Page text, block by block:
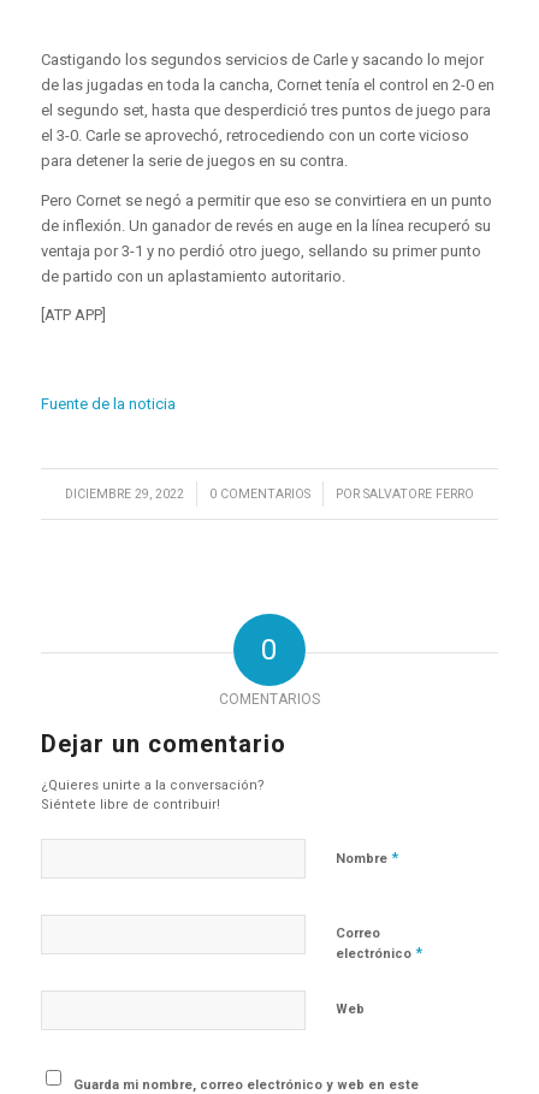
Castigando los segundos servicios de Carle y sacando lo mejor
de las jugadas en toda la cancha, Cornet tenía el control en 2-0 en
el segundo set, hasta que desperdició tres puntos de juego para
el 3-0. Carle se aprovechó, retrocediendo con un corte vicioso
para detener la serie de juegos en su contra.
Pero Cornet se negó a permitir que eso se convirtiera en un punto
de inflexión. Un ganador de revés en auge en la línea recuperó su
ventaja por 3-1 y no perdió otro juego, sellando su primer punto
de partido con un aplastamiento autoritario.
[ATP APP]
Fuente de la noticia
DICIEMBRE 29, 2022
/ 0 COMENTARIOS
/ POR SALVATORE FERRO
0
COMENTARIOS
Dejar un comentario
¿Quieres unirte a la conversación?
Siéntete libre de contribuir!
Nombre *
Correo
electrónico *
Web
Guarda mi nombre, correo electrónico y web en este